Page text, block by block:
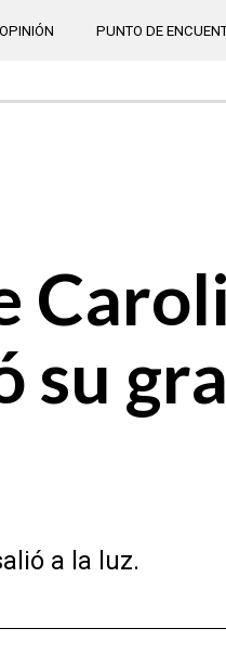
OPINIÓN PUNTO DE
su
a la luz.